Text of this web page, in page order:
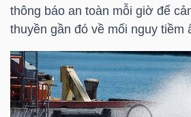
thông báo an toàn mỗi giờ để
thuyền gần đó về mối nguy tiềm
PHÂN
TÍCH
VIETSTOCKFINANCE